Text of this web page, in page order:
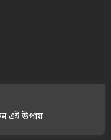
এই উপায়